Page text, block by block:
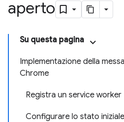
aperto
Su questa pagina
Implementazione della
Chrome
Registra un service worker
Configurare lo stato iniziale